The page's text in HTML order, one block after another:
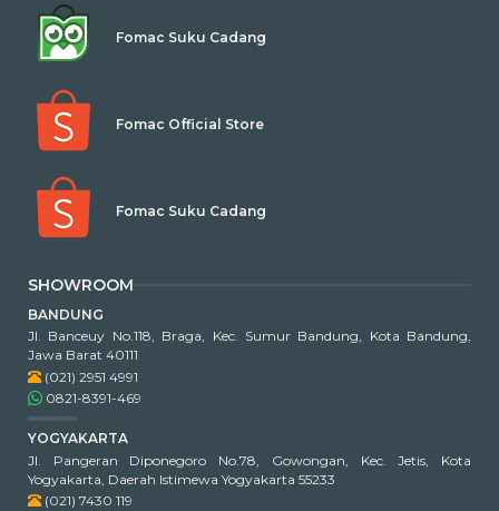
Fomac Official Store
Fomac Suku Cadang
Fomac Suku Cadang
SHOWROOM
BANDUNG
Jl. Banceuy No.118, Braga, Kec. Sumur Bandung, Kota Bandung,
Jawa Barat 40111
(021) 2951 4991
0821-8391-469
YOGYAKARTA
Jl. Pangeran Diponegoro No.78, Gowongan, Kec. Jetis, Kota
Yogyakarta, Daerah Istimewa Yogyakarta 55233
(021) 7430 119